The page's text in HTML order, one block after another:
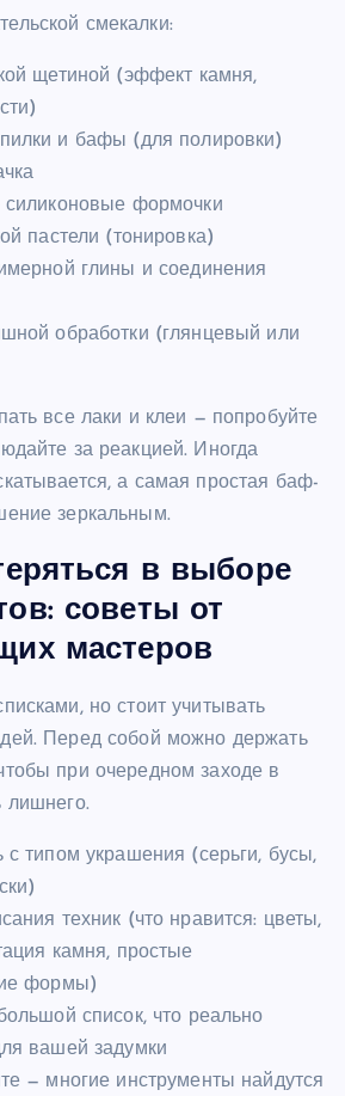
смекалки:
щетиной (эффект камня,
и бафы (для полировки)
силиконовые формочки
пастели (тонировка)
глины и соединения
обработки (глянцевый или
все лаки и клеи — попробуйте
за реакцией. Иногда
а самая простая баф-
зеркальным.
в выборе
советы от
мастеров
но стоит учитывать
Перед собой можно держать
при очередном заходе в
лишнего.
с типом украшения (серьги, бусы,
техник (что нравится: цветы,
камня, простые
формы)
список, что реально
вашей задумки
— многие инструменты найдутся